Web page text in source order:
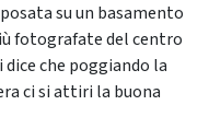
su un basamento
fotografate del centro
che poggiando la
ci si attiri la buona